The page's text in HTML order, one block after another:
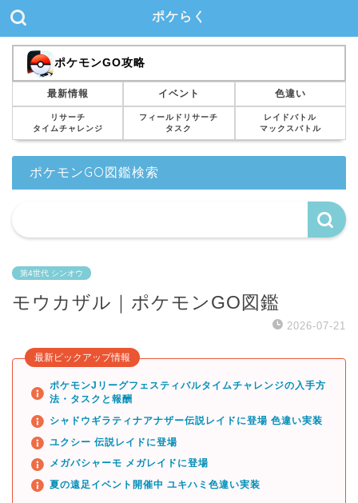
ポケらく
ポケモンGO攻略
最新情報 イベント 色違い
リサーチ
タイムチャレンジ
フィールドリサーチ
タスク
レイドバトル
マックスバトル
ポケモンGO図鑑検索
第4世代 シンオウ
モウカザル｜ポケモンGO図鑑
2026-07-21
最新ピックアップ情報
ポケモンJリーグフェスティバルタイムチャレンジの入手方
法・タスクと報酬
シャドウギラティナアナザー伝説レイドに登場 色違い実装
ユクシー 伝説レイドに登場
メガバシャーモ メガレイドに登場
夏の遠足イベント開催中 ユキハミ色違い実装